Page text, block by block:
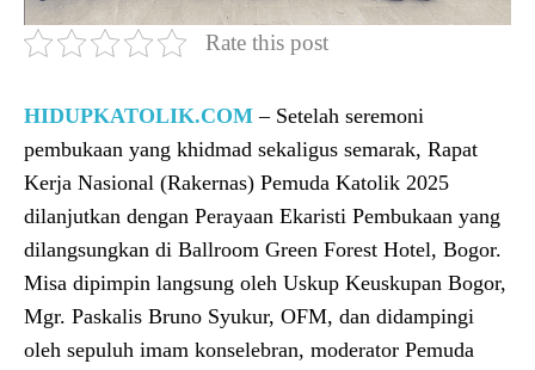
Rate this post
HIDUPKATOLIK.COM – Setelah seremoni
pembukaan yang khidmad sekaligus semarak, Rapat
Kerja Nasional (Rakernas) Pemuda Katolik 2025
dilanjutkan dengan Perayaan Ekaristi Pembukaan yang
dilangsungkan di Ballroom Green Forest Hotel, Bogor.
Misa dipimpin langsung oleh Uskup Keuskupan Bogor,
Mgr. Paskalis Bruno Syukur, OFM, dan didampingi
oleh sepuluh imam konselebran, moderator Pemuda